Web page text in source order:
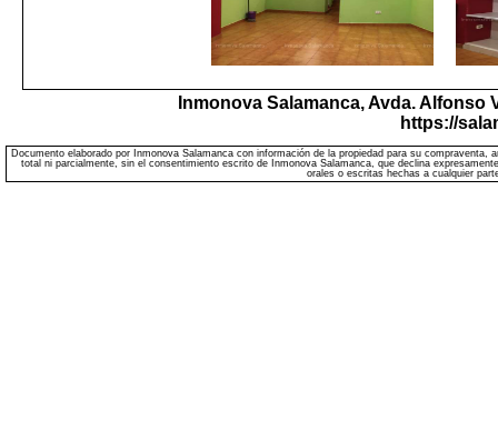
Documento elaborado por Inmonova Salamanca con información de la propiedad para su
total ni parcialmente, sin el consentimiento escrito de Inmonova Salamanca, que declina
orales o escritas hechas a cualquier
Inmonova Salamanca,Avda. Alfonso
https://